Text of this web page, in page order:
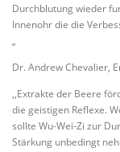
Durchblutung wieder
Innenohr die die
„
Dr. Andrew Chevalier,
,,Extrakte der Beere
die geistigen Reflexe.
sollte Wu-Wei-Zi zur
Stärkung unbedingt